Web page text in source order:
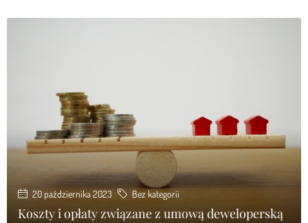
20 października 2023 Bez kategorii
Koszty i opłaty związane z umową deweloperską